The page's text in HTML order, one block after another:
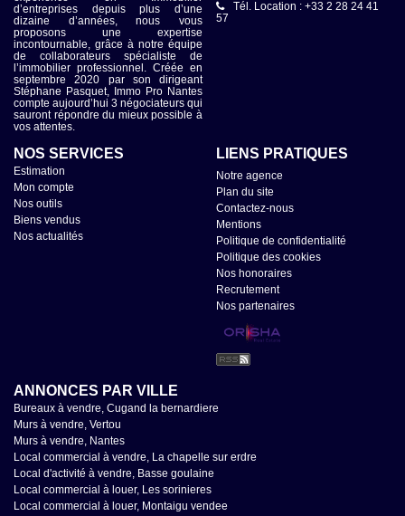
d’entreprises depuis plus d’une
dizaine d’années, nous vous
proposons une expertise
incontournable, grâce à notre équipe
de collaborateurs spécialiste de
l’immobilier professionnel. Créée en
septembre 2020 par son dirigeant
Stéphane Pasquet, Immo Pro Nantes
compte aujourd’hui 3 négociateurs qui
sauront répondre du mieux possible à
vos attentes.
Tél. Location : +33 2 28 24 41
57
NOS SERVICES
Estimation
Mon compte
Nos outils
Biens vendus
Nos actualités
LIENS PRATIQUES
Notre agence
Plan du site
Contactez-nous
Mentions
Politique de confidentialité
Politique des cookies
Nos honoraires
Recrutement
Nos partenaires
ANNONCES PAR VILLE
Bureaux à vendre, Cugand la bernardiere
Murs à vendre, Vertou
Murs à vendre, Nantes
Local commercial à vendre, La chapelle sur erdre
Local d'activité à vendre, Basse goulaine
Local commercial à louer, Les sorinieres
Local commercial à louer, Montaigu vendee